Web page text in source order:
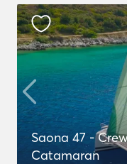
Saona 47 -
Catamaran